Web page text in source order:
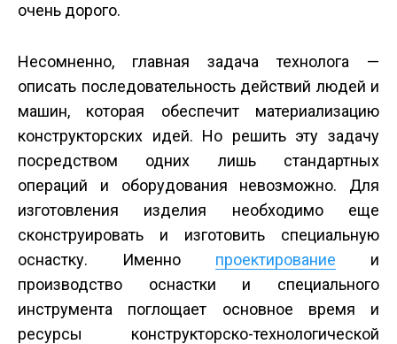
очень дорого.
Несомненно, главная задача технолога —
описать последовательность действий людей и
машин, которая обеспечит материализацию
конструкторских идей. Но решить эту задачу
посредством одних лишь стандартных
операций и оборудования невозможно. Для
изготовления изделия необходимо еще
сконструировать и изготовить специальную
оснастку. Именно проектирование и
производство оснастки и специального
инструмента поглощает основное время и
ресурсы конструкторско-технологической